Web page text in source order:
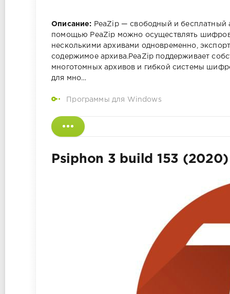
Описание: PeaZip — свободный и бесплатный
помощью PeaZip можно осуществлять
несколькими архивами одновременно,
содержимое архива.PeaZip поддерживает
многотомных архивов и гибкой системы
для мно…
Программы для Windows
Psiphon 3 build 153